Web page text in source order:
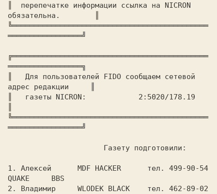
перепечатке информации ссылка на NICRON
обязательна.
╚═════════════════════════════════════════════
═════════════════╝
╔═════════════════════════════════════════════
═════════════════╗
  Для пользователей FIDO сообщаем сетевой
адрес редакции
╚═════════════════════════════════════════════
═════════════════╝
1. Алексей	MDF HACKER	тeл. 499-90-54
QUAKE	  BBS
2. Владимир	WLODEK BLACK	тел. 462-89-02